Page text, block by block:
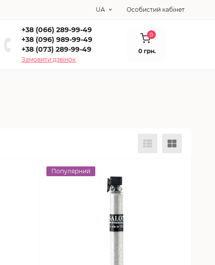
UA Особистий кабінет
+38 (066) 289-99-49
+38 (096) 989-99-49
+38 (073) 289-99-49
Замовити дзвінок
0
0 грн.
Популярний